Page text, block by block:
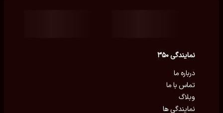
نمایندگی ۳۵۰
درباره ما
تماس با ما
وبلاگ
نمایندگی ها